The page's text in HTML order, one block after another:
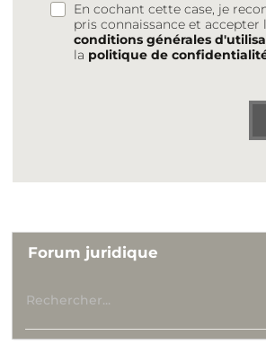
En cochant cette case, je
pris connaissance et accepter
conditions générales
la politique de
Forum juridique